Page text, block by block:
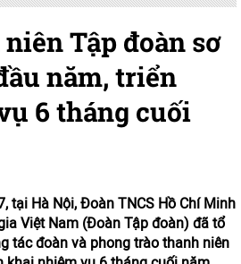
Tập đoàn sơ
năm, triển
6 tháng cuối
tại Hà Nội, Đoàn TNCS Hồ Chí Minh
Việt Nam (Đoàn Tập đoàn) đã tổ
tác đoàn và phong trào thanh niên